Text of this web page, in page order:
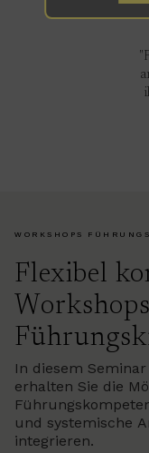
WORKSHOPS
Flexibel
In diesem
erhalten Sie die
und systemische
integrieren.